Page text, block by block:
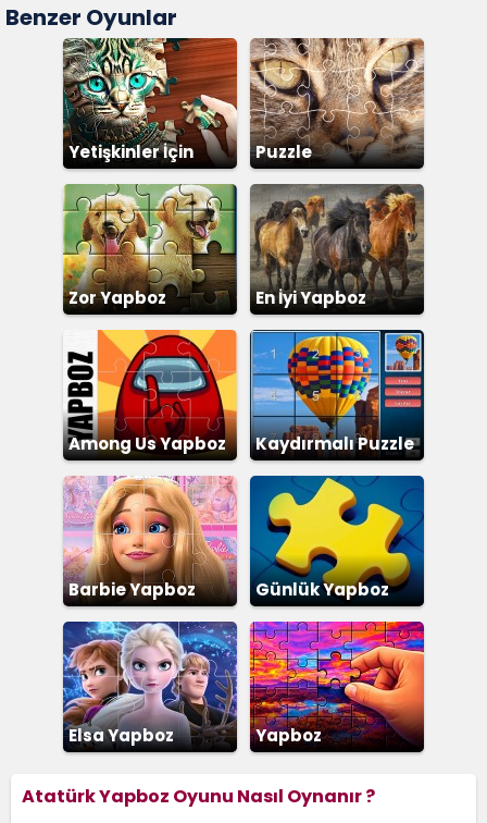
Benzer Oyunlar
Yetişkinler İçin
Yapboz
Puzzle
Zor Yapboz En İyi Yapboz
Among Us Yapboz Kaydırmalı Puzzle
Barbie Yapboz Günlük Yapboz
Elsa Yapboz Yapboz
Atatürk Yapboz Oyunu Nasıl Oynanır ?